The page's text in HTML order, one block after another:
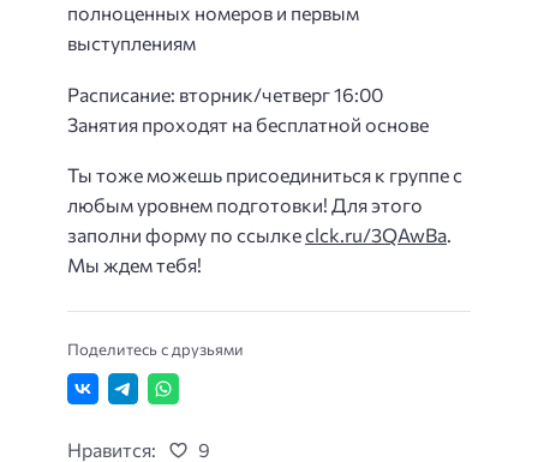
полноценных номеров и первым
выступлениям
Расписание: вторник/четверг 16:00
Занятия проходят на бесплатной основе
Ты тоже можешь присоединиться к группе с
любым уровнем подготовки! Для этого
заполни форму по ссылкеclck.ru/3QAwBa.
Мы ждем тебя!
Поделитесь с друзьями
Нравится: 9